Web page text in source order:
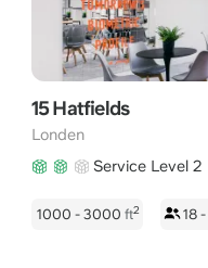
15 Hatfields
Londen
Service Level 2
1000 - 3000 ft2 18